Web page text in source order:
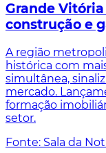
Grande
construção e
A região
histórica com
simultânea,
mercado.
formação
setor.
Fonte: Sala da